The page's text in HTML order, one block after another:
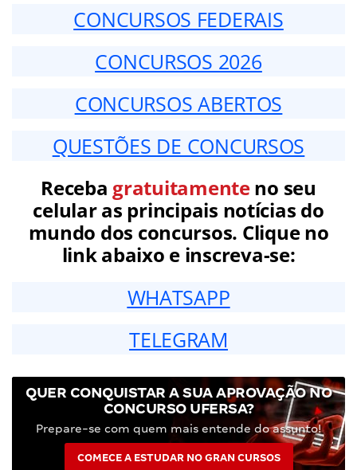
CONCURSOS FEDERAIS
CONCURSOS 2026
CONCURSOS ABERTOS
QUESTÕES DE CONCURSOS
Receba gratuitamenteno seu
celular as principais notícias do
mundo dos concursos. Clique no
link abaixo e inscreva-se:
WHATSAPP
TELEGRAM
QUER CONQUISTAR A SUA APROVAÇÃO NO
CONCURSO UFERSA?
Prepare-se com quem mais entende do assunto!
COMECE A ESTUDAR NO GRAN CURSOS